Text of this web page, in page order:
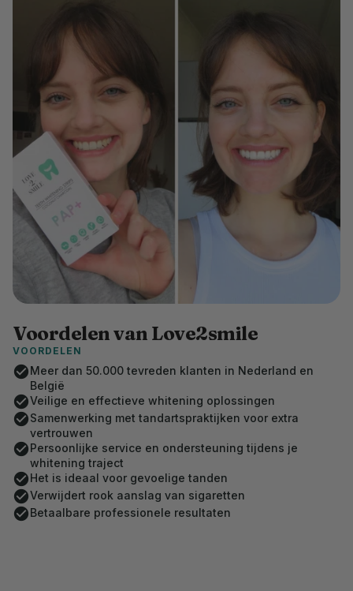
Voordelen van Love2smile
VOORDELEN
check_circleMeer dan 50.000 tevreden klanten in Nederland en
België
check_circleVeilige en effectieve whitening oplossingen
check_circleSamenwerking met tandartspraktijken voor extra
vertrouwen
check_circlePersoonlijke service en ondersteuning tijdens je
whitening traject
check_circleHet is ideaal voor gevoelige tanden
check_circleVerwijdert rook aanslag van sigaretten
check_circleBetaalbare professionele resultaten